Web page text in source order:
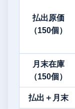
払出原価
（150個）
月末在庫
（150個）
払出＋月末